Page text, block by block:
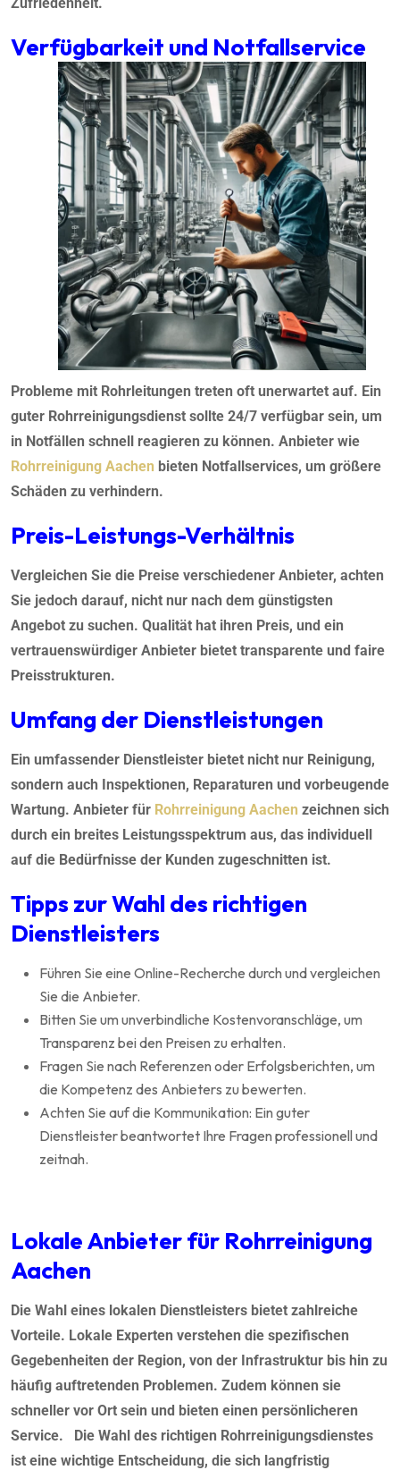
Verfügbarkeit und Notfallservice
Probleme mit Rohrleitungen treten oft unerwartet auf. Ein
guter Rohrreinigungsdienst sollte 24/7 verfügbar sein, um
in Notfällen schnell reagieren zu können. Anbieter wie
Rohrreinigung Aachen bieten Notfallservices, um größere
Schäden zu verhindern.
Preis-Leistungs-Verhältnis
Vergleichen Sie die Preise verschiedener Anbieter, achten
Sie jedoch darauf, nicht nur nach dem günstigsten
Angebot zu suchen. Qualität hat ihren Preis, und ein
vertrauenswürdiger Anbieter bietet transparente und faire
Preisstrukturen.
Umfang der Dienstleistungen
Ein umfassender Dienstleister bietet nicht nur Reinigung,
sondern auch Inspektionen, Reparaturen und vorbeugende
Wartung. Anbieter für Rohrreinigung Aachen zeichnen sich
durch ein breites Leistungsspektrum aus, das individuell
auf die Bedürfnisse der Kunden zugeschnitten ist.
Tipps zur Wahl des richtigen
Dienstleisters
Führen Sie eine Online-Recherche durch und vergleichen
Sie die Anbieter.
Bitten Sie um unverbindliche Kostenvoranschläge, um
Transparenz bei den Preisen zu erhalten.
Fragen Sie nach Referenzen oder Erfolgsberichten, um
die Kompetenz des Anbieters zu bewerten.
Achten Sie auf die Kommunikation: Ein guter
Dienstleister beantwortet Ihre Fragen professionell und
zeitnah.
Lokale Anbieter für Rohrreinigung
Aachen
Die Wahl eines lokalen Dienstleisters bietet zahlreiche
Vorteile. Lokale Experten verstehen die spezifischen
Gegebenheiten der Region, von der Infrastruktur bis hin zu
häufig auftretenden Problemen. Zudem können sie
schneller vor Ort sein und bieten einen persönlicheren
Service. Die Wahl des richtigen Rohrreinigungsdienstes
ist eine wichtige Entscheidung, die sich langfristig